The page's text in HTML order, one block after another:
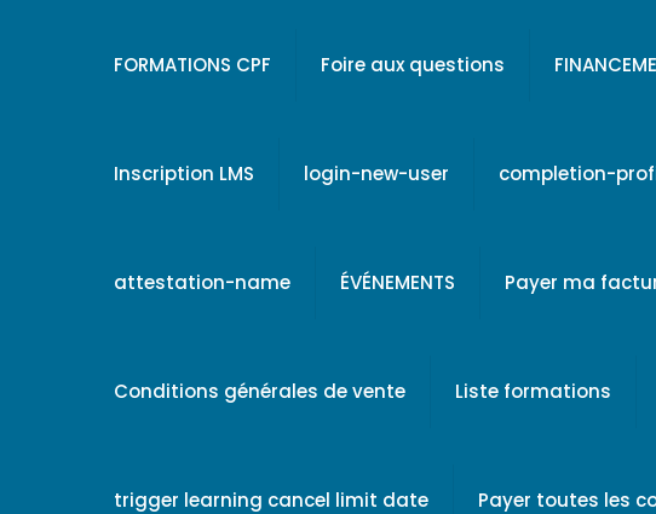
FORMATIONS CPF Foire aux questions
Inscription LMS login-new-user completion-
attestation-name ÉVÉNEMENTS Payer ma
Conditions générales de vente Liste formations
trigger learning cancel limit date Payer toutes les